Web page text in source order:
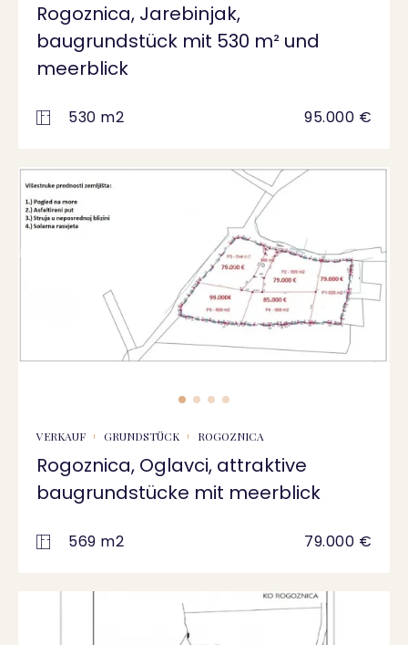
Rogoznica, Jarebinjak,
baugrundstück mit 530 m² und
meerblick
530 m2 95.000 €
VERKAUF GRUNDSTÜCK ROGOZNICA
Rogoznica, Oglavci, attraktive
baugrundstücke mit meerblick
569 m2 79.000 €